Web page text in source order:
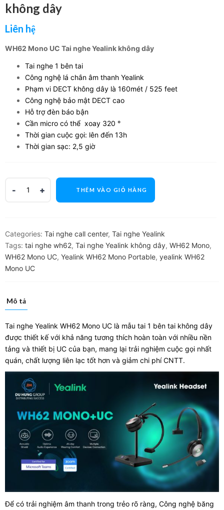
không dây
Liên hệ
WH62 Mono UC Tai nghe Yealink không dây
Tai nghe 1 bên tai
Công nghệ lá chắn âm thanh Yealink
Phạm vi DECT không dây là 160mét / 525 feet
Công nghệ bảo mật DECT cao
Hỗ trợ đèn báo bận
Cần micro có thể xoay 320 °
Thời gian cuộc gọi: lên đến 13h
Thời gian sạc: 2,5 giờ
THÊM VÀO GIỎ HÀNG
Categories: Tai nghe call center, Tai nghe Yealink
Tags: tai nghe wh62, Tai nghe Yealink không dây, WH62 Mono,
WH62 Mono UC, Yealink WH62 Mono Portable, yealink WH62
Mono UC
Mô tả
Tai nghe Yealink WH62 Mono UC là mẫu tai 1 bên tai không dây
được thiết kế với khả năng tương thích hoàn toàn với nhiều nền
tảng và thiết bị UC của bạn, mang lại trải nghiệm cuộc gọi nhất
quán, chất lượng liên lạc tốt hơn và giảm chi phí CNTT.
Để có trải nghiệm âm thanh trong trẻo rõ ràng, Công nghệ băng